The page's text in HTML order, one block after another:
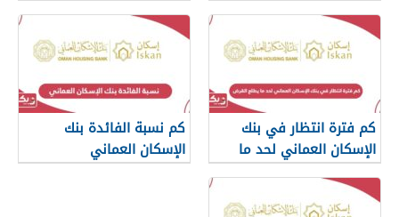
كم فترة انتظار في بنك
الإسكان العماني لحد ما
يطلع القرض
كم نسبة الفائدة بنك
الإسكان العماني